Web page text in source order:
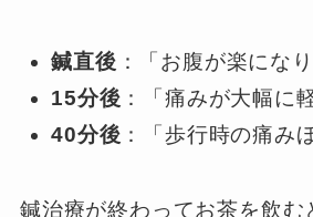
鍼直後 ：「お腹が楽にな
15分後 ：「痛みが大幅に
40分後 ：「歩行時の痛み
鍼治療が終わってお茶を飲む